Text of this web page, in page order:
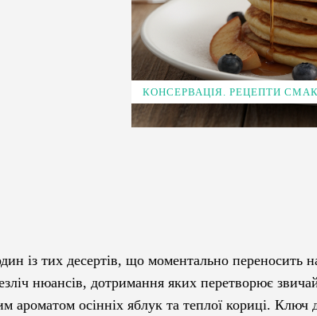
КОНСЕРВАЦІЯ. РЕЦЕПТИ
із тих десертів, що моментально переносить
нюансів, дотримання яких перетворює
ароматом осінніх яблук та теплої кориці. Ключ